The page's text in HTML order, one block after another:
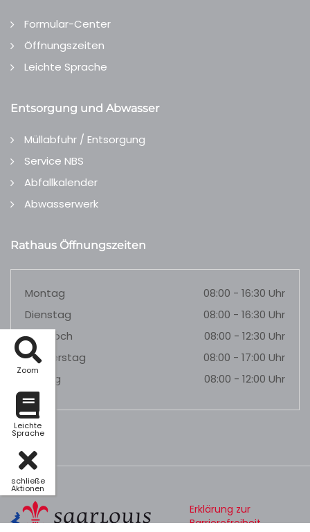
Zoom
Leichte
Sprache
schließe
Aktionen
Formular-Center
Öffnungszeiten
Leichte Sprache
Entsorgung und Abwasser
Müllabfuhr / Entsorgung
Service NBS
Abfallkalender
Abwasserwerk
Rathaus Öffnungszeiten
Montag
08:00 - 16:30 Uhr
Dienstag
08:00 - 16:30 Uhr
Mittwoch
08:00 - 12:30 Uhr
Donnerstag
08:00 - 17:00 Uhr
Freitag
08:00 - 12:00 Uhr
Erklärung zur
Barrierefreiheit